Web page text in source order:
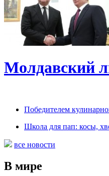
Молдавский
Победителем
Школа для пап: косы,
все новости
В мире